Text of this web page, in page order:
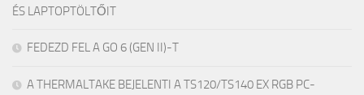
ÉS LAPTOPTÖLTŐIT
FEDEZD FEL A GO 6 (GEN II)-T
A THERMALTAKE BEJELENTI A TS120/TS140 EX RGB PC-